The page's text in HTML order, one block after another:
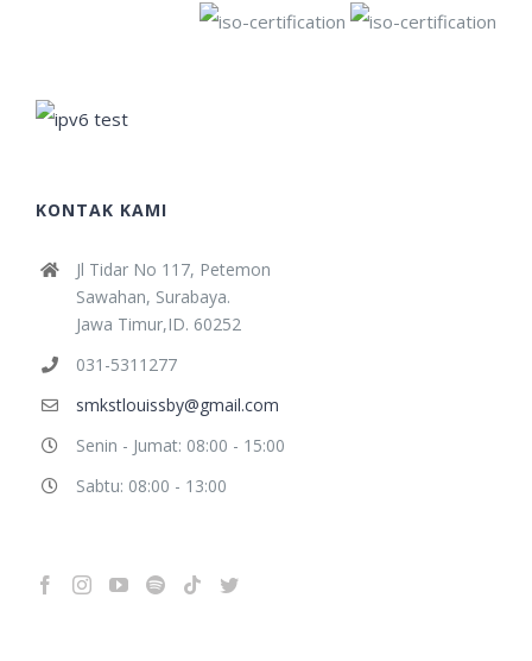
KONTAK KAMI
Jl Tidar No 117, Petemon
Sawahan, Surabaya.
Jawa Timur,ID. 60252
031-5311277
smkstlouissby@gmail.com
Senin - Jumat: 08:00 - 15:00
Sabtu: 08:00 - 13:00